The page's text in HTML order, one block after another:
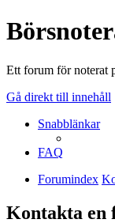
Ett forum för noterat
Gå direkt till innehåll
Snabblänkar
FAQ
Forumindex
Kontakta en